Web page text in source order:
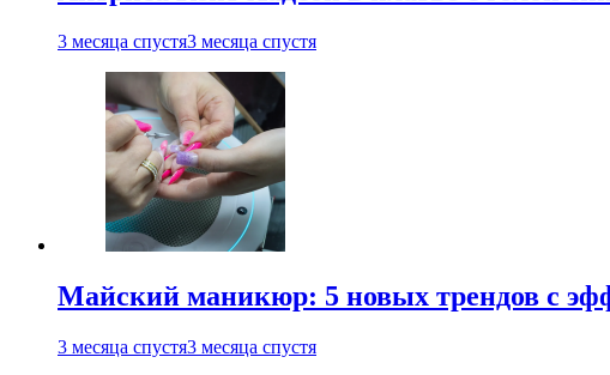
3 месяца спустя3 месяца спустя
Майский маникюр: 5 новых трендов с
3 месяца спустя3 месяца спустя